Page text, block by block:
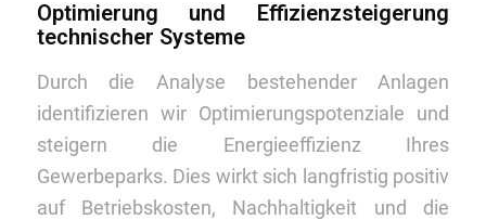
Optimierung und Effizienzsteigerung
technischer Systeme
Durch die Analyse bestehender Anlagen
identifizieren wir Optimierungspotenziale und
steigern die Energieeffizienz Ihres
Gewerbeparks. Dies wirkt sich langfristig positiv
auf Betriebskosten, Nachhaltigkeit und die